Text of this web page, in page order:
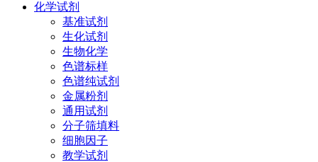
化学试剂
基准试剂
生化试剂
生物化学
色谱标样
色谱纯试剂
金属粉剂
通用试剂
分子筛填料
细胞因子
教学试剂